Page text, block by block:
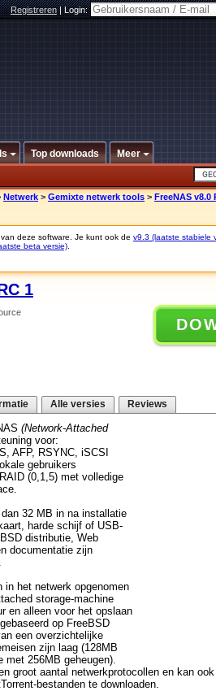
Registreren|Login:
Top downloads Meer
Netwerk > Gemixte netwerk tools > FreeNAS v8.0
deze software. Je kunt ook de v9.3 (laatste stabiele
beta versie)
1
Alle versies Reviews
(Network-Attached
voor:
AFP, RSYNC, iSCSI
gebruikers
(0,1,5) met volledige
32 MB in na installatie
harde schijf of USB-
distributie, Web
documentatie zijn
in het netwerk opgenomen
storage-machine
en alleen voor het opslaan
op FreeBSD
een overzichtelijke
zijn laag (128MB
met 256MB geheugen).
groot aantal netwerkprotocollen en kan
bestanden te downloaden.